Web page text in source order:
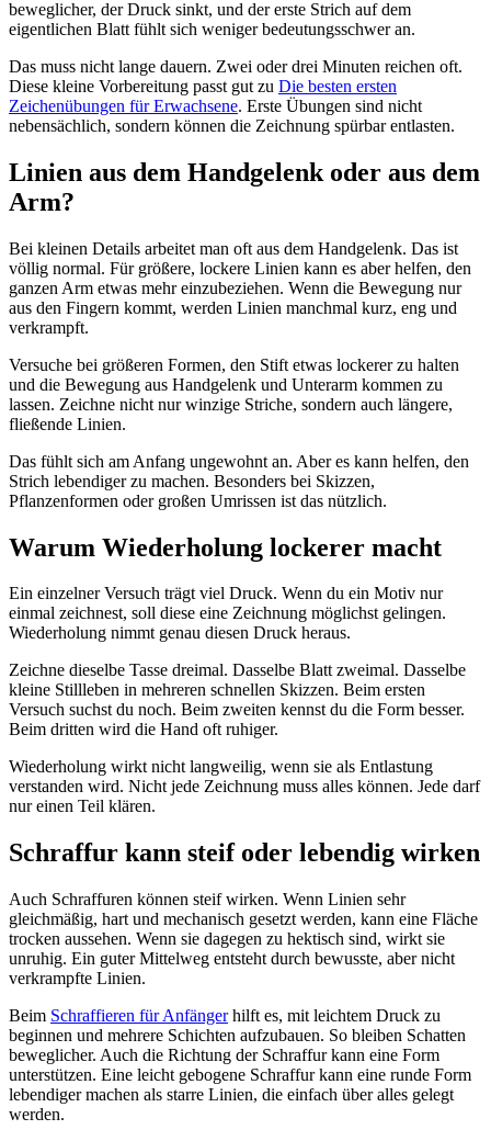
beweglicher, der Druck sinkt, und der erste Strich auf dem
eigentlichen Blatt fühlt sich weniger bedeutungsschwer an.
Das muss nicht lange dauern. Zwei oder drei Minuten reichen oft.
Diese kleine Vorbereitung passt gut zu Die besten ersten
Zeichenübungen für Erwachsene. Erste Übungen sind nicht
nebensächlich, sondern können die Zeichnung spürbar entlasten.
Linien aus dem Handgelenk oder aus dem
Arm?
Bei kleinen Details arbeitet man oft aus dem Handgelenk. Das ist
völlig normal. Für größere, lockere Linien kann es aber helfen, den
ganzen Arm etwas mehr einzubeziehen. Wenn die Bewegung nur
aus den Fingern kommt, werden Linien manchmal kurz, eng und
verkrampft.
Versuche bei größeren Formen, den Stift etwas lockerer zu halten
und die Bewegung aus Handgelenk und Unterarm kommen zu
lassen. Zeichne nicht nur winzige Striche, sondern auch längere,
fließende Linien.
Das fühlt sich am Anfang ungewohnt an. Aber es kann helfen, den
Strich lebendiger zu machen. Besonders bei Skizzen,
Pflanzenformen oder großen Umrissen ist das nützlich.
Warum Wiederholung lockerer macht
Ein einzelner Versuch trägt viel Druck. Wenn du ein Motiv nur
einmal zeichnest, soll diese eine Zeichnung möglichst gelingen.
Wiederholung nimmt genau diesen Druck heraus.
Zeichne dieselbe Tasse dreimal. Dasselbe Blatt zweimal. Dasselbe
kleine Stillleben in mehreren schnellen Skizzen. Beim ersten
Versuch suchst du noch. Beim zweiten kennst du die Form besser.
Beim dritten wird die Hand oft ruhiger.
Wiederholung wirkt nicht langweilig, wenn sie als Entlastung
verstanden wird. Nicht jede Zeichnung muss alles können. Jede darf
nur einen Teil klären.
Schraffur kann steif oder lebendig wirken
Auch Schraffuren können steif wirken. Wenn Linien sehr
gleichmäßig, hart und mechanisch gesetzt werden, kann eine Fläche
trocken aussehen. Wenn sie dagegen zu hektisch sind, wirkt sie
unruhig. Ein guter Mittelweg entsteht durch bewusste, aber nicht
verkrampfte Linien.
Beim Schraffieren für Anfängerhilft es, mit leichtem Druck zu
beginnen und mehrere Schichten aufzubauen. So bleiben Schatten
beweglicher. Auch die Richtung der Schraffur kann eine Form
unterstützen. Eine leicht gebogene Schraffur kann eine runde Form
lebendiger machen als starre Linien, die einfach über alles gelegt
werden.